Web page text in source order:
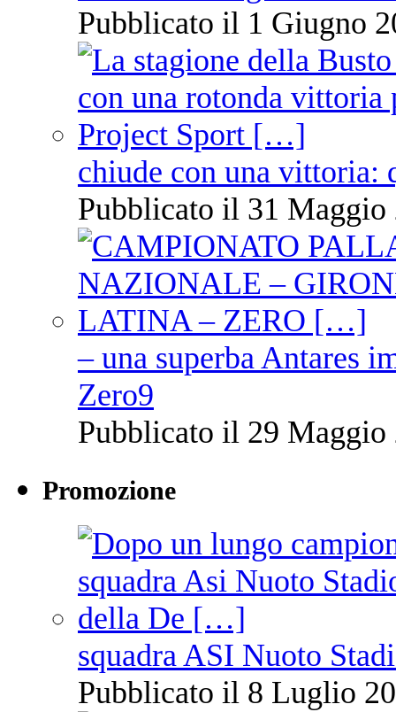
Pubblicato il 1 Giugno
chiude con una vittoria:
Pubblicato il 31 Maggio
– una superba Antares
Zero9
Pubblicato il 29 Maggio
Promozione
squadra ASI Nuoto
Pubblicato il 8 Luglio